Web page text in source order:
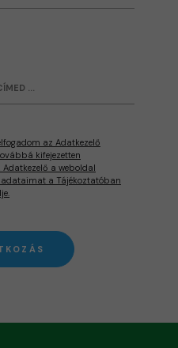
az Adatkezelő
kifejezetten
a weboldal
a Tájékoztatóban